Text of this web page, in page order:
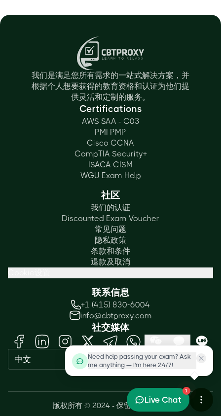
我们是满足您所有需求的一站式解决方案，并
根据个人想要获得的教育资格和认证为他们提
供灵活和定制的服务。
Certifications
AWS SAA - C03
PMI PMP
Cisco CCNA
CompTIA Security+
ISACA CISM
WGU Exam Help
社区
我们的认证
Discounted Exam Voucher
常见问题
隐私政策
条款和条件
退款及取消
联系信息
+1 (415) 830-6004
info@cbtproxy.com
社交媒体
中文
版权所有 © 2024 - 保留所有权利。
Need help passing your exam? Ask
me anything — I'm here 24/7!
1
Live Chat